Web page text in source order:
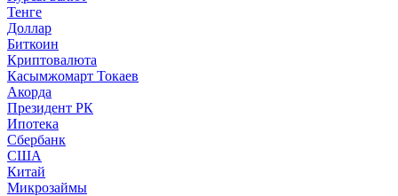
Тенге
Доллар
Биткоин
Криптовалюта
Касымжомарт Токаев
Акорда
Президент РК
Ипотека
Сбербанк
США
Китай
Микрозаймы